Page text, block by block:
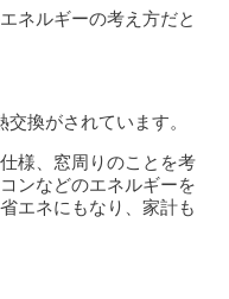
ネルギーの考え方だと
換がされています。
様、窓周りのことを考
ンなどのエネルギーを
エネにもなり、家計も